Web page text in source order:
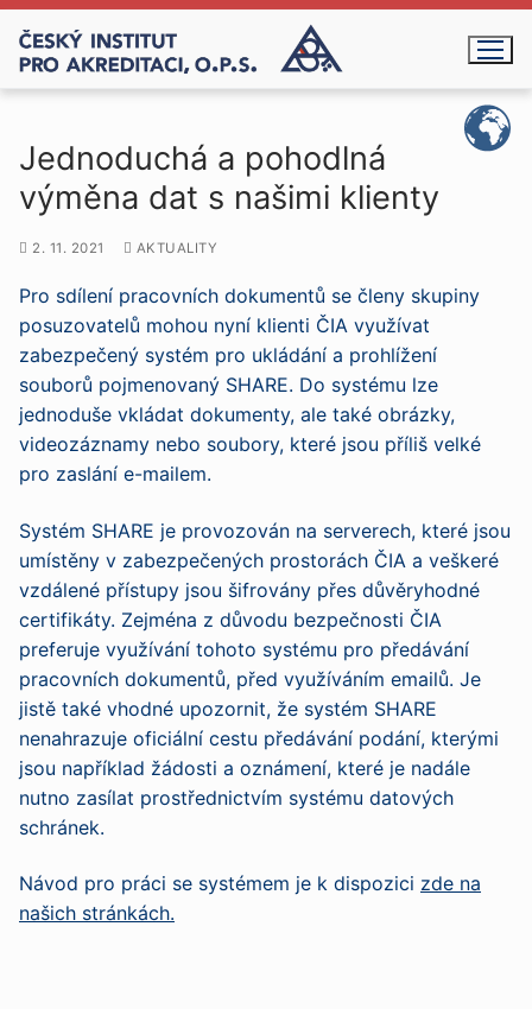
Přeskočit
na
obsah
Jednoduchá a pohodlná
výměna dat s našimi klienty
2. 11. 2021 AKTUALITY
Pro sdílení pracovních dokumentů se členy skupiny
posuzovatelů mohou nyní klienti ČIA využívat
zabezpečený systém pro ukládání a prohlížení
souborů pojmenovaný SHARE. Do systému lze
jednoduše vkládat dokumenty, ale také obrázky,
videozáznamy nebo soubory, které jsou příliš velké
pro zaslání e-mailem.
Systém SHARE je provozován na serverech, které jsou
umístěny v zabezpečených prostorách ČIA a veškeré
vzdálené přístupy jsou šifrovány přes důvěryhodné
certifikáty. Zejména z důvodu bezpečnosti ČIA
preferuje využívání tohoto systému pro předávání
pracovních dokumentů, před využíváním emailů. Je
jistě také vhodné upozornit, že systém SHARE
nenahrazuje oficiální cestu předávání podání, kterými
jsou například žádosti a oznámení, které je nadále
nutno zasílat prostřednictvím systému datových
schránek.
Návod pro práci se systémem je k dispozici zde na
našich stránkách.